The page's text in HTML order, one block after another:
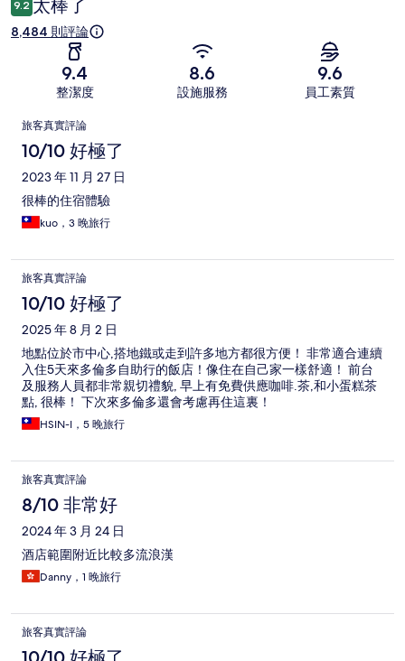
9.2 太棒了
8,484 則評論
9.4
整潔度
8.6
設施服務
9.6
員工素質
評
論
旅客真實評論
10/10 好極了
2023 年 11 月 27 日
很棒的住宿體驗
kuo，3 晚旅行
旅客真實評論
10/10 好極了
2025 年 8 月 2 日
地點位於市中心,搭地鐵或走到許多地方都很方便！ 非常適合連續
入住5天來多倫多自助行的飯店！像住在自己家一樣舒適！ 前台
及服務人員都非常親切禮貌, 早上有免費供應咖啡.茶,和小蛋糕茶
點, 很棒！ 下次來多倫多還會考慮再住這裏！
HSIN-I，5 晚旅行
旅客真實評論
8/10 非常好
2024 年 3 月 24 日
酒店範圍附近比較多流浪漢
Danny，1 晚旅行
旅客真實評論